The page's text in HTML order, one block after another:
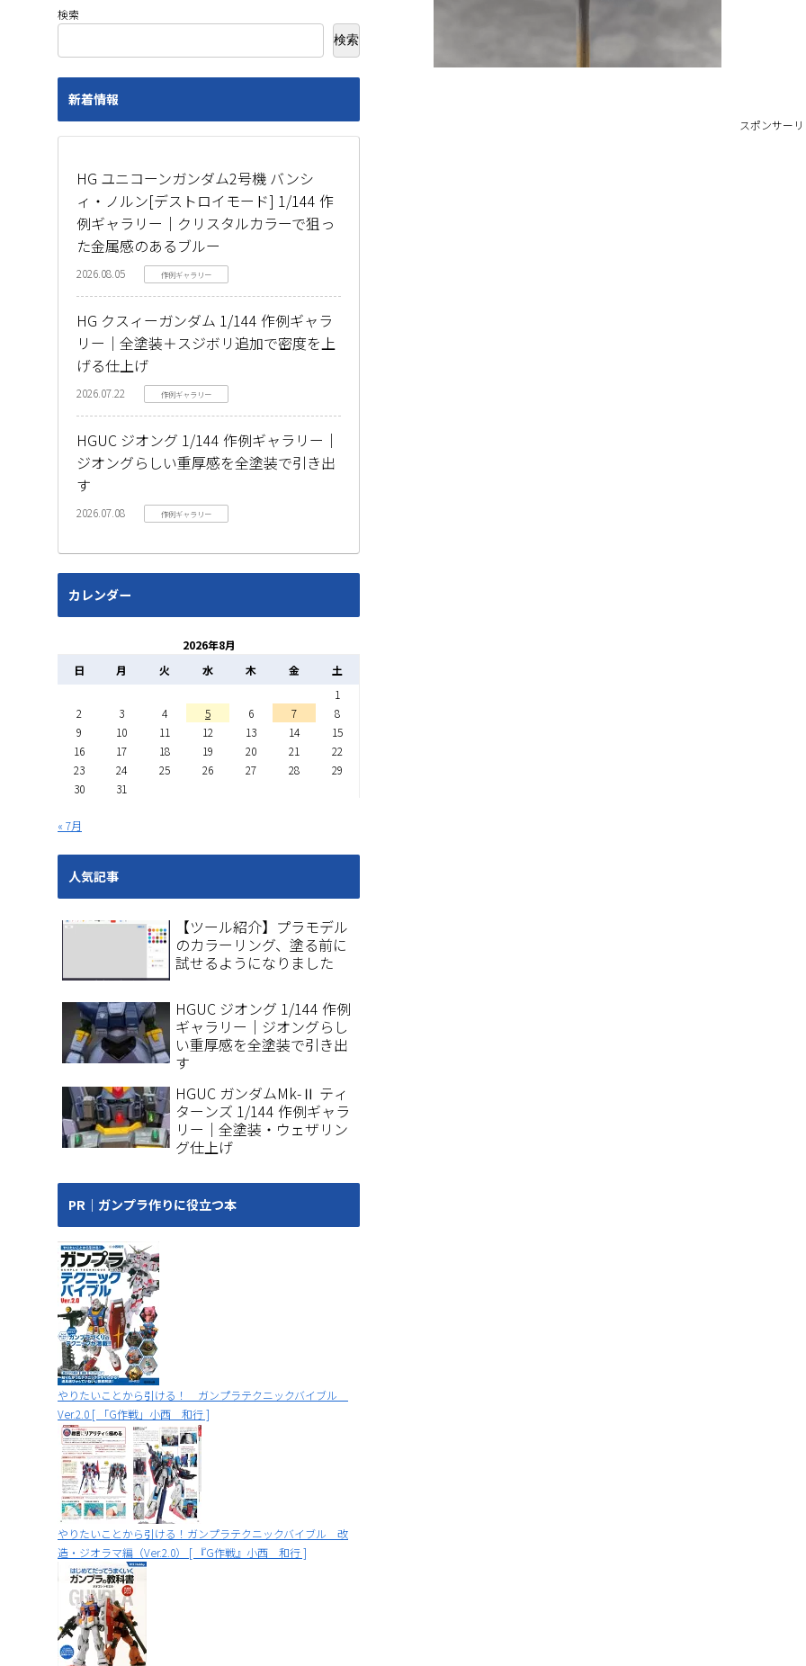
スポンサー
検索
検索
新着情報
HG ユニコーンガンダム2号機 バンシ
ィ・ノルン[デストロイモード] 1/144 作
例ギャラリー｜クリスタルカラーで狙っ
た金属感のあるブルー
2026.08.05 作例ギャラリー
HG クスィーガンダム 1/144 作例ギャラ
リー｜全塗装＋スジボリ追加で密度を上
げる仕上げ
2026.07.22 作例ギャラリー
HGUC ジオング 1/144 作例ギャラリー｜
ジオングらしい重厚感を全塗装で引き出
す
2026.07.08 作例ギャラリー
カレンダー
2026年8月
日
月 火 水 木 金
土
1
2
3 4 5 6 7
8
9
10 11 12 13 14
15
16
17 18 19 20 21
22
23
24 25 26 27 28
29
30
31
« 7月
人気記事
【ツール紹介】プラモデル
のカラーリング、塗る前に
試せるようになりました
HGUC ジオング 1/144 作例
ギャラリー｜ジオングらし
い重厚感を全塗装で引き出
す
HGUC ガンダムMk-Ⅱ ティ
ターンズ 1/144 作例ギャラ
リー｜全塗装・ウェザリン
グ仕上げ
PR｜ガンプラ作りに役立つ本
やりたいことから引ける！ ガンプラテクニックバイブル
Ver.2.0 [ 「G作戦」小西 和行 ]
やりたいことから引ける！ガンプラテクニックバイブル 改
造・ジオラマ編（Ver.2.0） [ 『G作戦』小西 和行 ]